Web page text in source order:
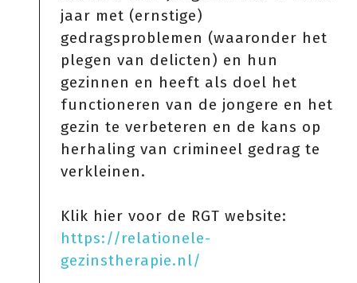
jaar met (ernstige)
gedragsproblemen (waaronder het
plegen van delicten) en hun
gezinnen en heeft als doel het
functioneren van de jongere en het
gezin te verbeteren en de kans op
herhaling van crimineel gedrag te
verkleinen.
Klik hier voor de RGT website:
https://relationele-
gezinstherapie.nl/